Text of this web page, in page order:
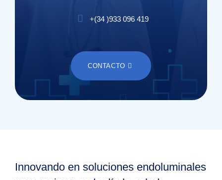
+(34 )933 096 419
CONTACTO
Innovando en soluciones endoluminales